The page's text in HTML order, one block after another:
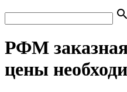
search
РФМ
цены